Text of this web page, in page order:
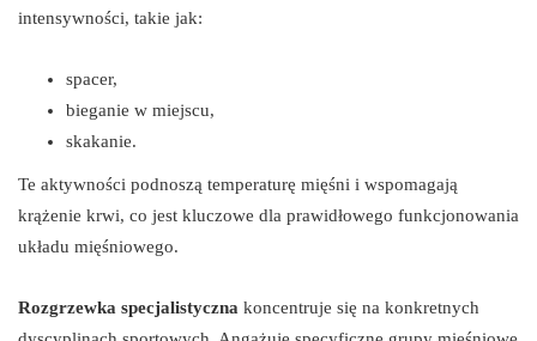
intensywności, takie jak:
spacer,
bieganie w miejscu,
skakanie.
Te aktywności podnoszą temperaturę mięśni i wspomagają
krążenie krwi, co jest kluczowe dla prawidłowego funkcjonowania
układu mięśniowego.
Rozgrzewka specjalistyczna koncentruje się na konkretnych